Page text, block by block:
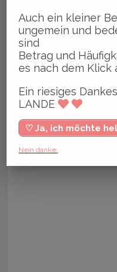
Auch ein kleiner
ungemein und
sind
Betrag und
es nach dem Klick
Ein riesiges
LANDE
♡ Ja, ich möchte
Nein danke.